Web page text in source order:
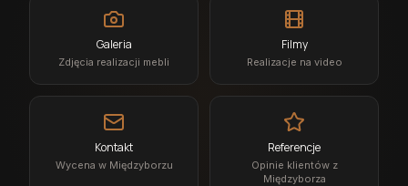
Galeria
Zdjęcia realizacji mebli
Filmy
Realizacje na video
Kontakt
Wycena w Międzyborzu
Referencje
Opinie klientów z
Międzyborza